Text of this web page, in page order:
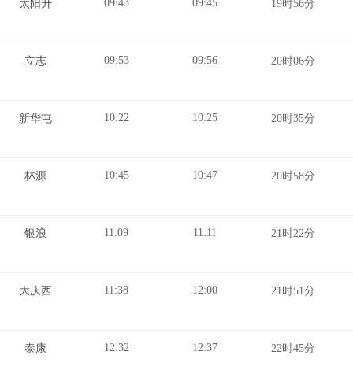
太阳升 09:43 09:45 19时56分
立志 09:53 09:56 20时06分
新华屯 10:22 10:25 20时35分
林源 10:45 10:47 20时58分
银浪 11:09 11:11 21时22分
大庆西 11:38 12:00 21时51分
泰康 12:32 12:37 22时45分